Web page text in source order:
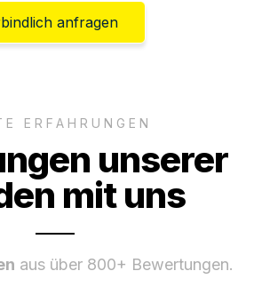
anfragen
ERFAHRUNGEN
unserer
mit uns
aus über 800+ Bewertungen.